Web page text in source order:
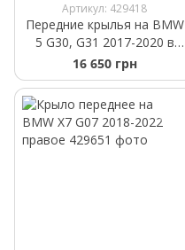
Артикул: 429418
Передние крылья на BMW
5 G30, G31 2017-2020 в
стиле M5 F90
16 650 грн